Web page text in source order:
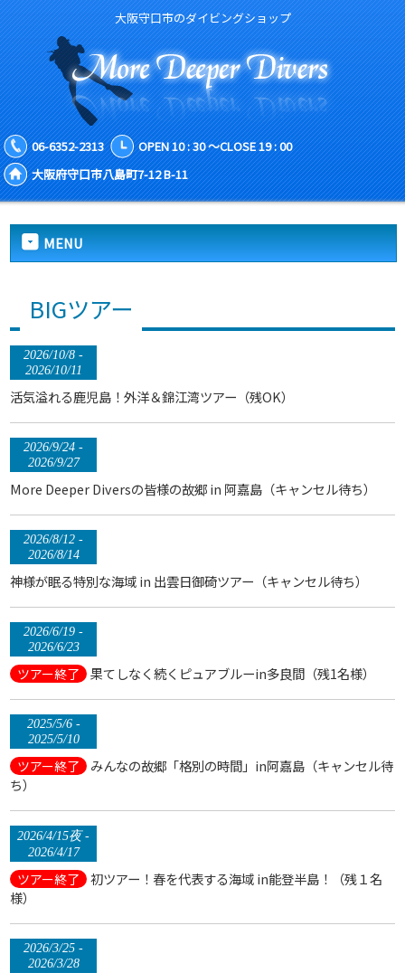
大阪守口市のダイビングショップ
06-6352-2313
OPEN 10 : 30 ～CLOSE 19 : 00
大阪府守口市八島町7-12 B-11
MENU
BIGツアー
2026/10/8 -
2026/10/11
活気溢れる鹿児島！外洋＆錦江湾ツアー（残OK）
2026/9/24 -
2026/9/27
More Deeper Diversの皆様の故郷 in 阿嘉島（キャンセル待ち）
2026/8/12 -
2026/8/14
神様が眠る特別な海域 in 出雲日御碕ツアー（キャンセル待ち）
2026/6/19 -
2026/6/23
ツアー終了 果てしなく続くピュアブルーin多良間（残1名様）
2025/5/6 -
2025/5/10
ツアー終了
みんなの故郷「格別の時間」in阿嘉島（キャンセル待
ち）
2026/4/15夜 -
2026/4/17
ツアー終了
初ツアー！春を代表する海域 in能登半島！（残１名
様）
2026/3/25 -
2026/3/28